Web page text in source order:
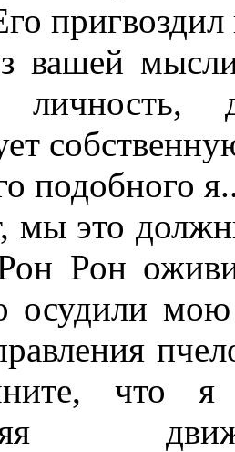
мысли
личность,
подобного
это
Рон
осудили мою
что я